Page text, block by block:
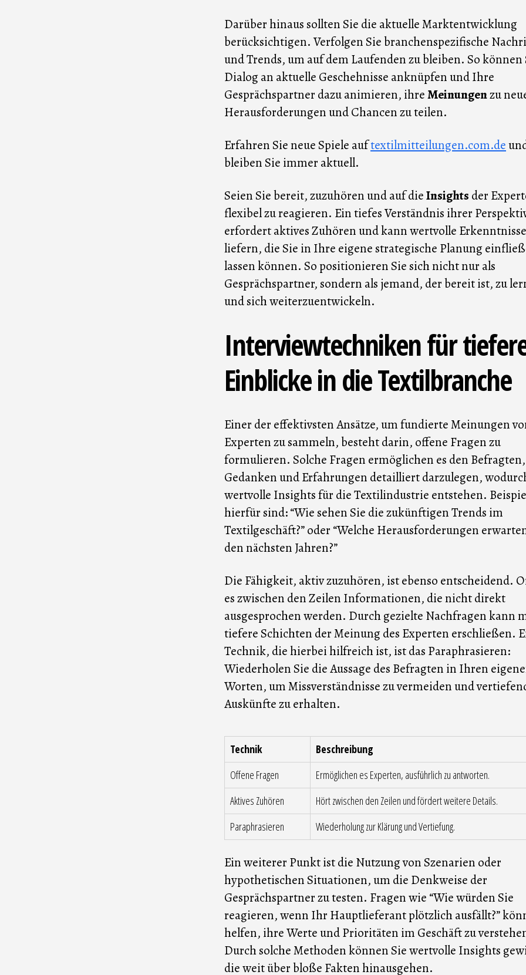
Darüber hinaus sollten Sie die aktuelle Marktentwicklung
berücksichtigen. Verfolgen Sie branchenspezifische
und Trends, um auf dem Laufenden zu bleiben. So können
Dialog an aktuelle Geschehnisse anknüpfen und Ihre
Gesprächspartner dazu animieren, ihreMeinungenzu
Herausforderungen und Chancen zu teilen.
Erfahren Sie neue Spiele auftextilmitteilungen.com.de
bleiben Sie immer aktuell.
Seien Sie bereit, zuzuhören und auf dieInsights der
flexibel zu reagieren. Ein tiefes Verständnis ihrer
erfordert aktives Zuhören und kann wertvolle Erkenntnisse
liefern, die Sie in Ihre eigene strategische Planung
lassen können. So positionieren Sie sich nicht nur als
Gesprächspartner, sondern als jemand, der bereit ist, zu
und sich weiterzuentwickeln.
Interviewtechniken für
Einblicke in die Textilbranche
Einer der effektivsten Ansätze, um fundierte Meinungen
Experten zu sammeln, besteht darin, offene Fragen zu
formulieren. Solche Fragen ermöglichen es den
Gedanken und Erfahrungen detailliert darzulegen,
wertvolle Insights für die Textilindustrie entstehen.
hierfür sind: “Wie sehen Sie die zukünftigen Trends im
Textilgeschäft?” oder “Welche Herausforderungen
den nächsten Jahren?”
Die Fähigkeit, aktiv zuzuhören, ist ebenso entscheidend.
es zwischen den Zeilen Informationen, die nicht direkt
ausgesprochen werden. Durch gezielte Nachfragen kann
tiefere Schichten der Meinung des Experten erschließen.
Technik, die hierbei hilfreich ist, ist das Paraphrasieren:
Wiederholen Sie die Aussage des Befragten in Ihren
Worten, um Missverständnisse zu vermeiden und
Auskünfte zu erhalten.
Technik
Beschreibung
Offene Fragen
Ermöglichen es Experten, ausführlich zu antworten.
Aktives Zuhören
Hört zwischen den Zeilen und fördert weitere Details.
Paraphrasieren
Wiederholung zur Klärung und Vertiefung.
Ein weiterer Punkt ist die Nutzung von Szenarien oder
hypothetischen Situationen, um die Denkweise der
Gesprächspartner zu testen. Fragen wie “Wie würden Sie
reagieren, wenn Ihr Hauptlieferant plötzlich ausfällt?”
helfen, ihre Werte und Prioritäten im Geschäft zu
Durch solche Methoden können Sie wertvolle Insights
die weit über bloße Fakten hinausgehen.